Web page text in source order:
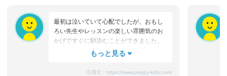
最初は泣いていて心配でしたが、おもし
ろい先生やレッスンの楽しい雰囲気のお
かげですぐに馴染むことができました。
たまにママと離れるときに嫌がることも
れ、お迎えのときはいつも笑顔です。
引用元： https://www.peppy-kids.com/